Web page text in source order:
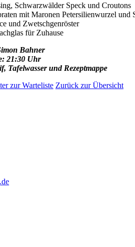
Schwarzwälder Speck und Croutons
mit Maronen Petersilienwurzel und
und Zwetschgenröster
für Zuhause
Bahner
21:30 Uhr
Tafelwasser und Rezeptmappe
zur Warteliste Zurück zur Übersicht